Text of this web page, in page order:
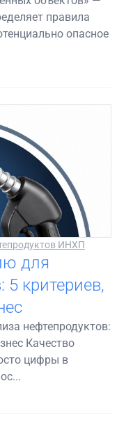
правила
опасное
ИНХП
для
5 критериев,
нефтепродуктов:
Качество
цифры в